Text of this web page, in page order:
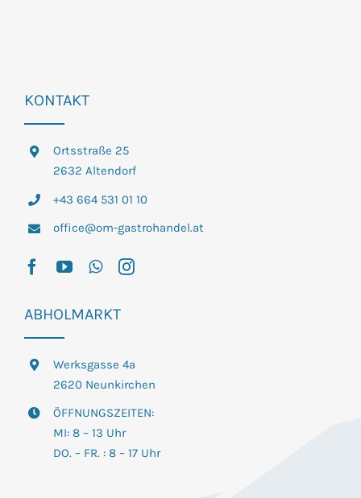
KONTAKT
Ortsstraße 25
2632 Altendorf
+43 664 531 01 10
office@om-gastrohandel.at
ABHOLMARKT
Werksgasse 4a
2620 Neunkirchen
ÖFFNUNGSZEITEN:
MI: 8 – 13 Uhr
DO. – FR. : 8 – 17 Uhr